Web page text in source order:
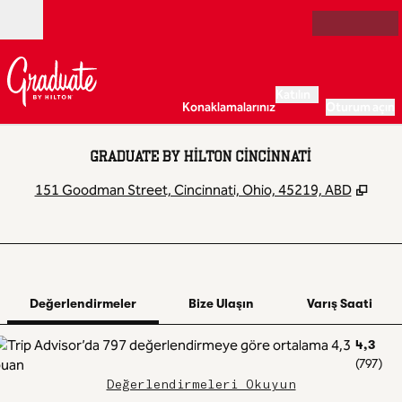
Açık
Konaklamalarınız
GRADUATE BY HILTON CINCINNATI
151 Goodman Street, Cincinnati, Ohio, 45219, ABD ,
Değerlendirmeler Bize Ulaşın
Varış Saati
4,3
(797)
Değerlendirmeleri Okuyun